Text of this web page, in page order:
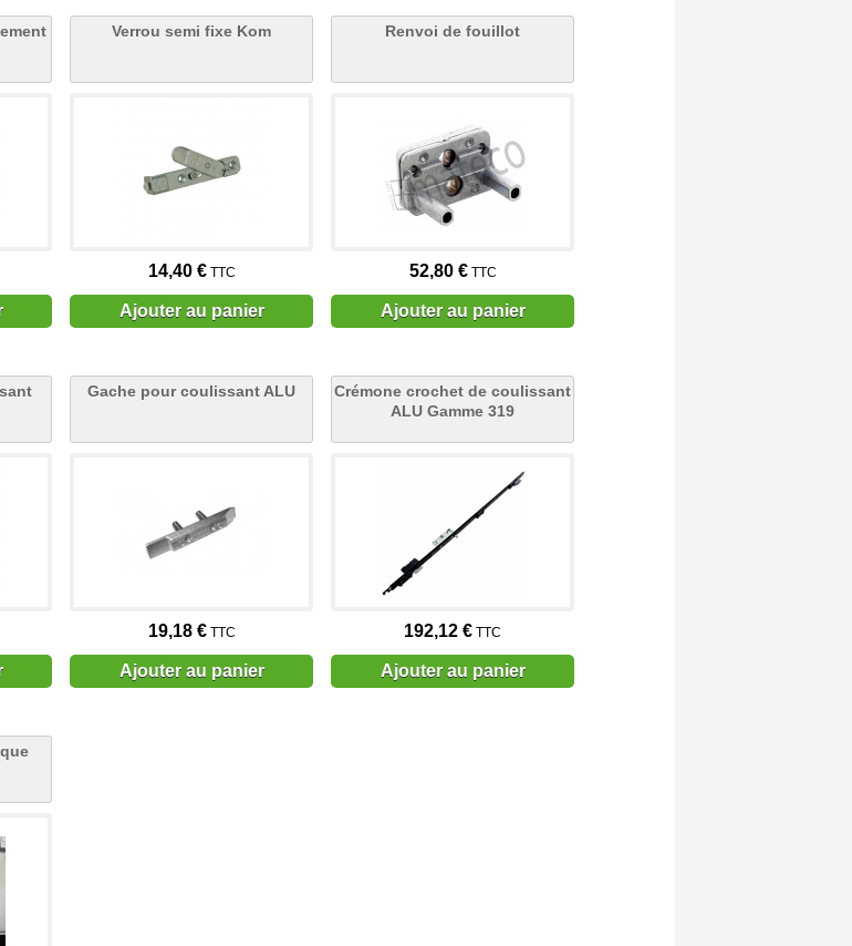
Verrou semi fixe Kom
14,40 €TTC
Ajouter au panier
Renvoi de fouillot
52,80 €TTC
Ajouter au panier
Gache pour coulissant ALU
19,18 €TTC
Ajouter au panier
Crémone crochet de coulissant
ALU Gamme 319
192,12 € TTC
Ajouter au panier